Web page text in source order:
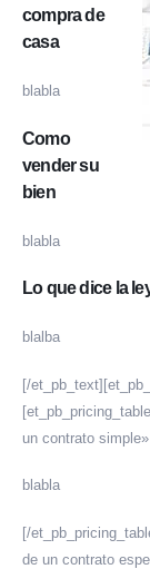
compra de
casa
blabla
Como
vender su
bien
blabla
Lo que dice la
blalba
[/
un contrato
blabla
[/
de un contrato
HORARIO DE